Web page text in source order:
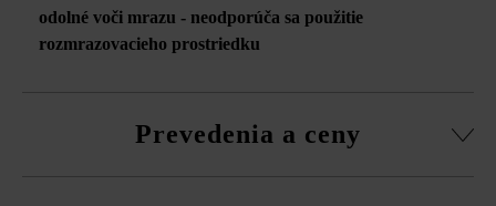
odolné voči mrazu - neodporúča sa použitie
rozmrazovacieho prostriedku
Prevedenia a ceny